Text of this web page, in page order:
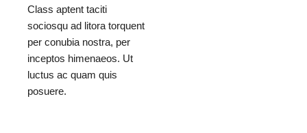
Class aptent taciti
sociosqu ad litora torquent
per conubia nostra, per
inceptos himenaeos. Ut
luctus ac quam quis
posuere.